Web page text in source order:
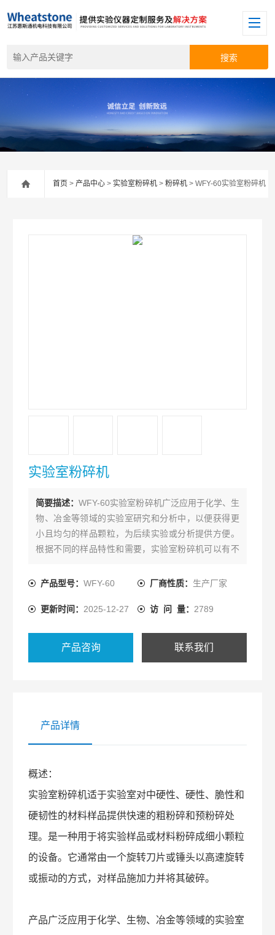
首页 >产品中心 >实验室粉碎机 >粉碎机 > WFY-60实验室粉碎机
实验室粉碎机
简要描述：WFY-60实验室粉碎机广泛应用于化学、生
物、冶金等领域的实验室研究和分析中，以便获得更
小且均匀的样品颗粒，为后续实验或分析提供方便。
根据不同的样品特性和需要，实验室粉碎机可以有不
产品型号：WFY-60 厂商性质： 生产厂家
更新时间： 2025-12-27 访 问 量： 2789
产品咨询 联系我们
产品详情
概述：
实验室粉碎机适于实验室对中硬性、硬性、脆性和
硬韧性的材料样品提供快速的粗粉碎和预粉碎处
理。是一种用于将实验样品或材料粉碎成细小颗粒
的设备。它通常由一个旋转刀片或锤头以高速旋转
或振动的方式，对样品施加力并将其破碎。
产品广泛应用于化学、生物、冶金等领域的实验室